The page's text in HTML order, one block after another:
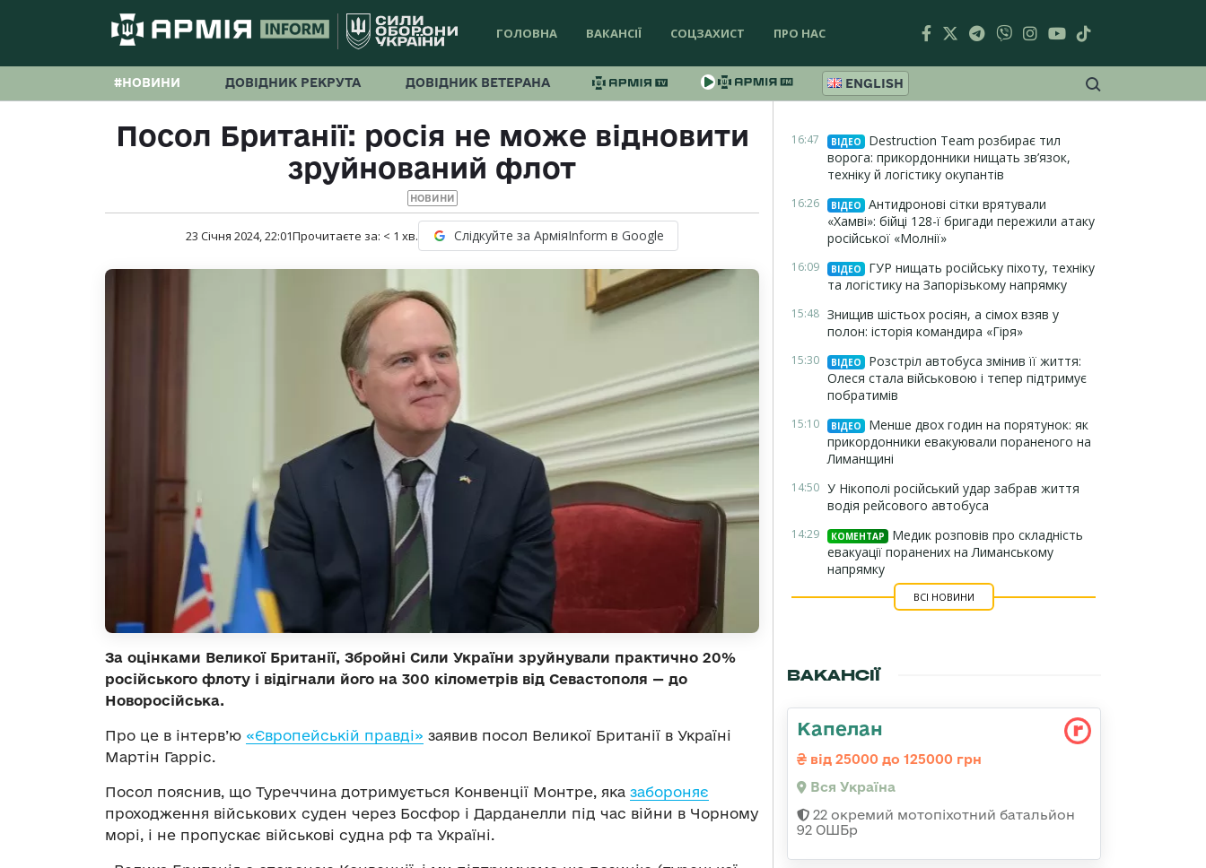
ГОЛОВНА ВАКАНСІЇ СОЦЗАХИСТ ПРО НАС
#НОВИНИ ДОВІДНИК РЕКРУТА ДОВІДНИК ВЕТЕРАНА ENGLISH
Посол Британії: росія не може відновити
зруйнований флот
НОВИНИ
23 Січня 2024, 22:01Прочитаєте за: < 1 хв. Слідкуйте за АрміяInform в Google
За оцінками Великої Британії, Збройні Сили України зруйнували практично 20%
російського флоту і відігнали його на 300 кілометрів від Севастополя — до
Новоросійська.
Про це в інтерв’ю «Європейській правді» заявив посол Великої Британії в Україні
Мартін Гарріс.
Посол пояснив, що Туреччина дотримується Конвенції Монтре, яка забороняє
проходження військових суден через Босфор і Дарданелли під час війни в Чорному
морі, і не пропускає військові судна рф та Україні.
16:47 ВІДЕО
Destruction Team розбирає тил
ворога: прикордонники нищать зв’язок,
техніку й логістику окупантів
16:26 ВІДЕО
Антидронові сітки врятували
«Хамві»: бійці 128-ї бригади пережили атаку
російської «Молнії»
16:09 ВІДЕО
ГУР нищать російську піхоту, техніку
та логістику на Запорізькому напрямку
15:48 Знищив шістьох росіян, а сімох взяв у
полон: історія командира «Гіря»
15:30 ВІДЕО
Розстріл автобуса змінив її життя:
Олеся стала військовою і тепер підтримує
побратимів
15:10 ВІДЕО
Менше двох годин на порятунок: як
прикордонники евакуювали пораненого на
Лиманщині
14:50 У Нікополі російський удар забрав життя
водія рейсового автобуса
14:29 КОМЕНТАР
Медик розповів про складність
евакуації поранених на Лиманському
напрямку
ВСІ НОВИНИ
ВАКАНСІЇ
Капелан
від 25000 до 125000 грн
Вся Україна
22 окремий мотопіхотний батальйон
92 ОШБр